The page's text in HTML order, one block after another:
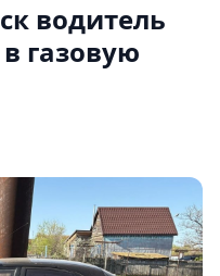
водитель
газовую